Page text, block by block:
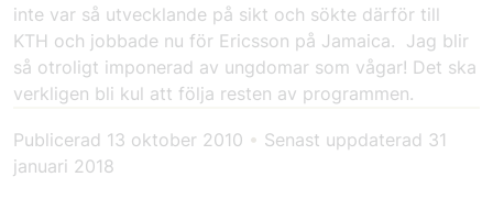
inte var så utvecklande på sikt och sökte därför till
KTH och jobbade nu för Ericsson på Jamaica. Jag blir
så otroligt imponerad av ungdomar som vågar! Det ska
verkligen bli kul att följa resten av programmen.
Publicerad 13 oktober 2010 • Senast uppdaterad 31
januari 2018